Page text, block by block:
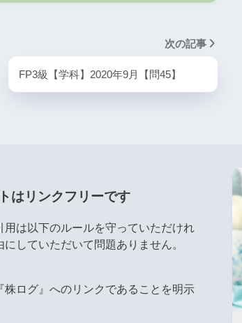
次の記事
FP3級【学科】2020年9月【問45】
はリンクフリーです
用は以下のルールを守っていただけれ
にしていただいて問題ありません。
ログ』へのリンクであることを明示